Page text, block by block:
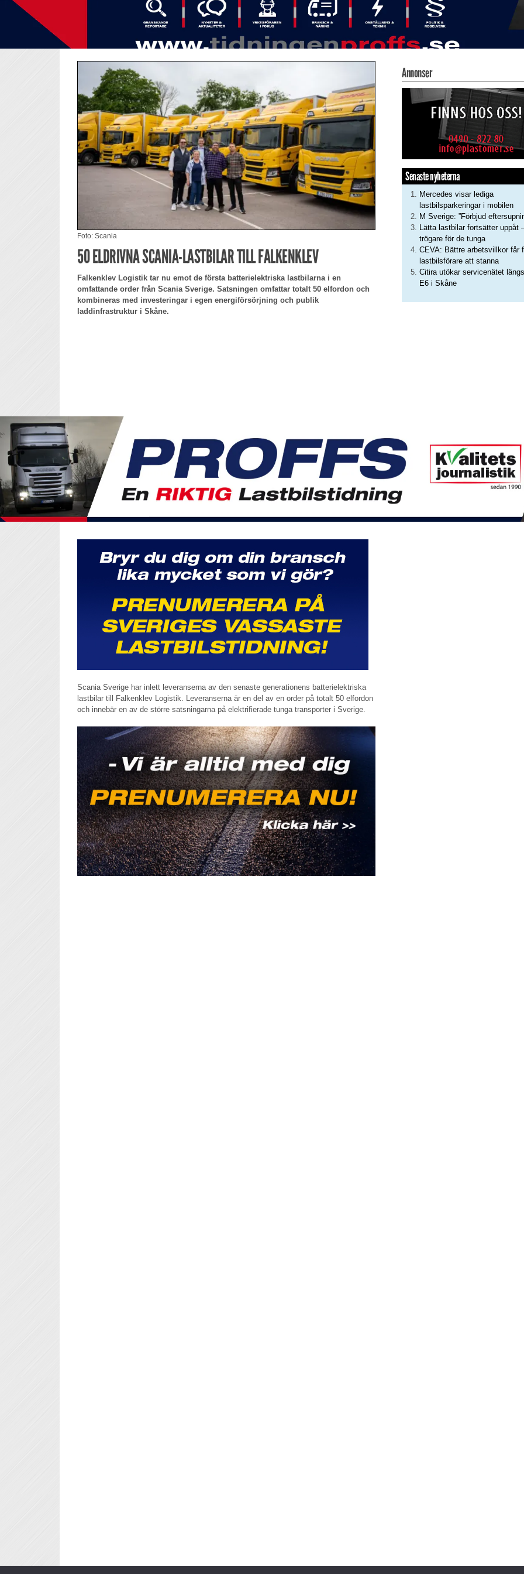
Foto: Scania
50 ELDRIVNA SCANIA-LASTBILAR TILL FALKENKLEV
Falkenklev Logistik tar nu emot de första batterielektriska lastbilarna i en
omfattande order från Scania Sverige. Satsningen omfattar totalt 50 elfordon och
kombineras med investeringar i egen energiförsörjning och publik
laddinfrastruktur i Skåne.
Scania Sverige har inlett leveranserna av den senaste generationens batterielektriska
lastbilar till Falkenklev Logistik. Leveranserna är en del av en order på totalt 50 elfordon
och innebär en av de större satsningarna på elektrifierade tunga transporter i Sverige.
Annonser
Senaste nyheterna
Mercedes visar lediga
lastbilsparkeringar i mobilen
M Sverige: ”Förbjud
Lätta lastbilar fortsätter uppåt
trögare för de tunga
CEVA: Bättre arbetsvillkor får
lastbilsförare att stanna
Citira utökar servicenätet längs
E6 i Skåne